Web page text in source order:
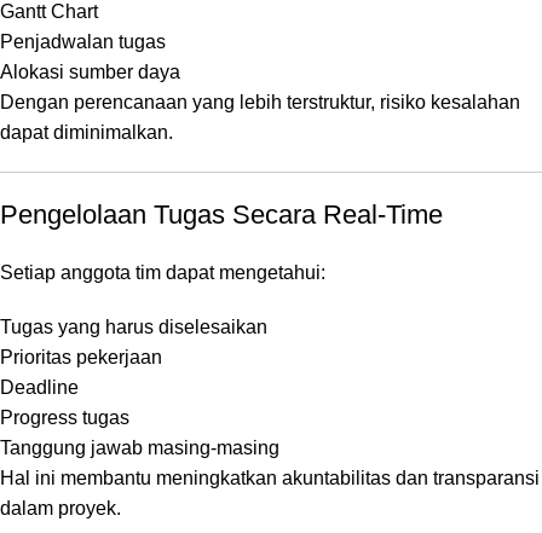
Gantt Chart
Penjadwalan tugas
Alokasi sumber daya
Dengan perencanaan yang lebih terstruktur, risiko kesalahan
dapat diminimalkan.
Pengelolaan Tugas Secara Real-Time
Setiap anggota tim dapat mengetahui:
Tugas yang harus diselesaikan
Prioritas pekerjaan
Deadline
Progress tugas
Tanggung jawab masing-masing
Hal ini membantu meningkatkan akuntabilitas dan transparansi
dalam proyek.